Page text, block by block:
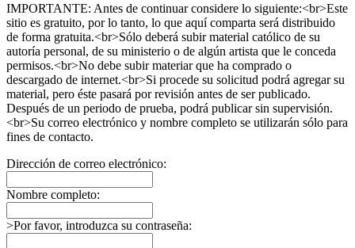
IMPORTANTE: Antes de continuar considere lo siguiente:<br>Este
sitio es gratuito, por lo tanto, lo que aquí comparta será distribuido
de forma gratuita.<br>Sólo deberá subir material católico de su
autoría personal, de su ministerio o de algún artista que le conceda
permisos.<br>No debe subir materiar que ha comprado o
descargado de internet.<br>Si procede su solicitud podrá agregar su
material, pero éste pasará por revisión antes de ser publicado.
Después de un periodo de prueba, podrá publicar sin supervisión.
<br>Su correo electrónico y nombre completo se utilizarán sólo para
fines de contacto.
Dirección de correo electrónico:
Nombre completo:
>Por favor, introduzca su contraseña: